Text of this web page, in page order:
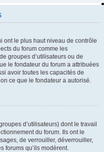
ont le plus haut niveau de contrôle
du forum comme les
groupes d’utilisateurs ou de
le fondateur du forum a attribuées
avoir toutes les capacités de
ce que le fondateur a autorisé.
d’utilisateurs) dont le travail
du forum. Ils ont le
de verrouiller, déverrouiller,
forums qu’ils modèrent.